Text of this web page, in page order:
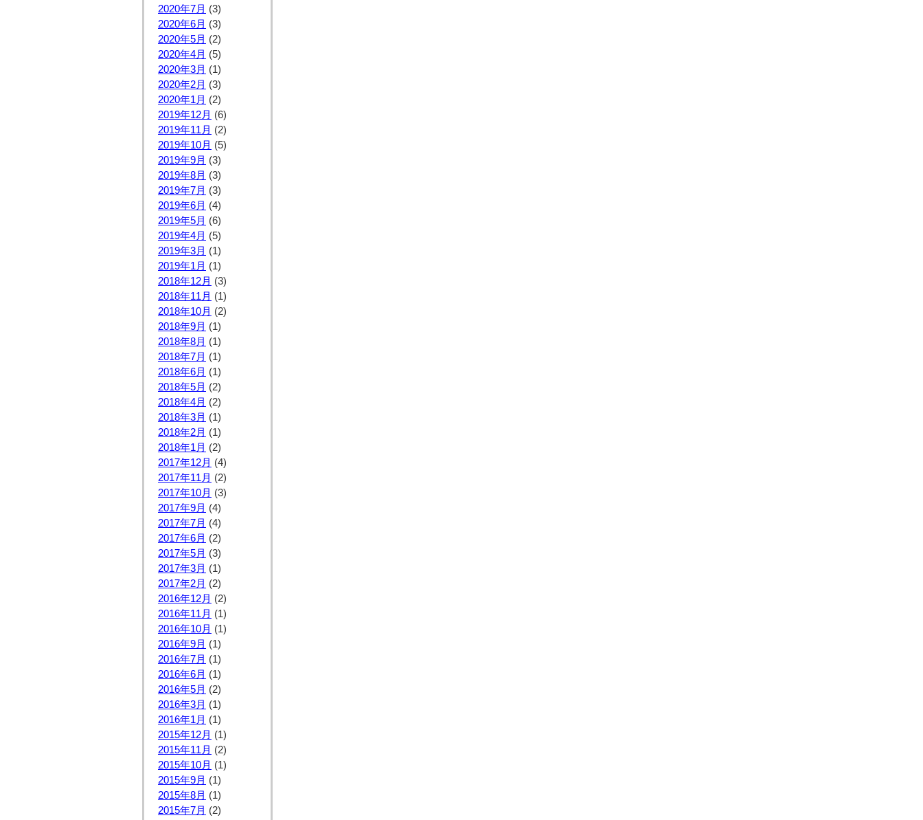
2020年7月 (3)
2020年6月 (3)
2020年5月 (2)
2020年4月 (5)
2020年3月 (1)
2020年2月 (3)
2020年1月 (2)
2019年12月 (6)
2019年11月 (2)
2019年10月 (5)
2019年9月 (3)
2019年8月 (3)
2019年7月 (3)
2019年6月 (4)
2019年5月 (6)
2019年4月 (5)
2019年3月 (1)
2019年1月 (1)
2018年12月 (3)
2018年11月 (1)
2018年10月 (2)
2018年9月 (1)
2018年8月 (1)
2018年7月 (1)
2018年6月 (1)
2018年5月 (2)
2018年4月 (2)
2018年3月 (1)
2018年2月 (1)
2018年1月 (2)
2017年12月 (4)
2017年11月 (2)
2017年10月 (3)
2017年9月 (4)
2017年7月 (4)
2017年6月 (2)
2017年5月 (3)
2017年3月 (1)
2017年2月 (2)
2016年12月 (2)
2016年11月 (1)
2016年10月 (1)
2016年9月 (1)
2016年7月 (1)
2016年6月 (1)
2016年5月 (2)
2016年3月 (1)
2016年1月 (1)
2015年12月 (1)
2015年11月 (2)
2015年10月 (1)
2015年9月 (1)
2015年8月 (1)
2015年7月 (2)